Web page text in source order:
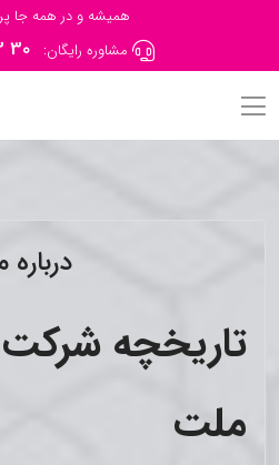
همیشه و در همه جا
مشاوره رایگان: 30
درباره
تاریخچه
ملت